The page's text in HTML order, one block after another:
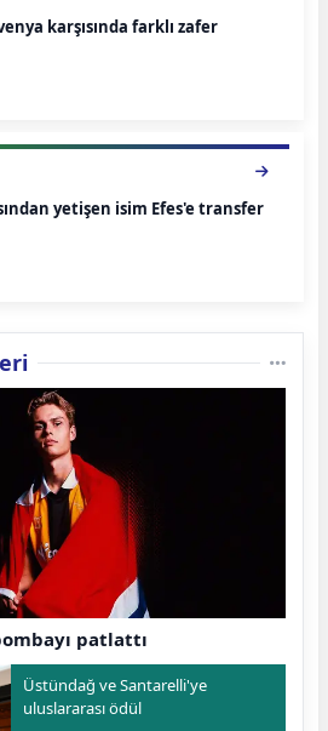
karşısında farklı zafer
yetişen isim Efes'e transfer
patlattı
Üstündağ ve Santarelli'ye
uluslararası ödül